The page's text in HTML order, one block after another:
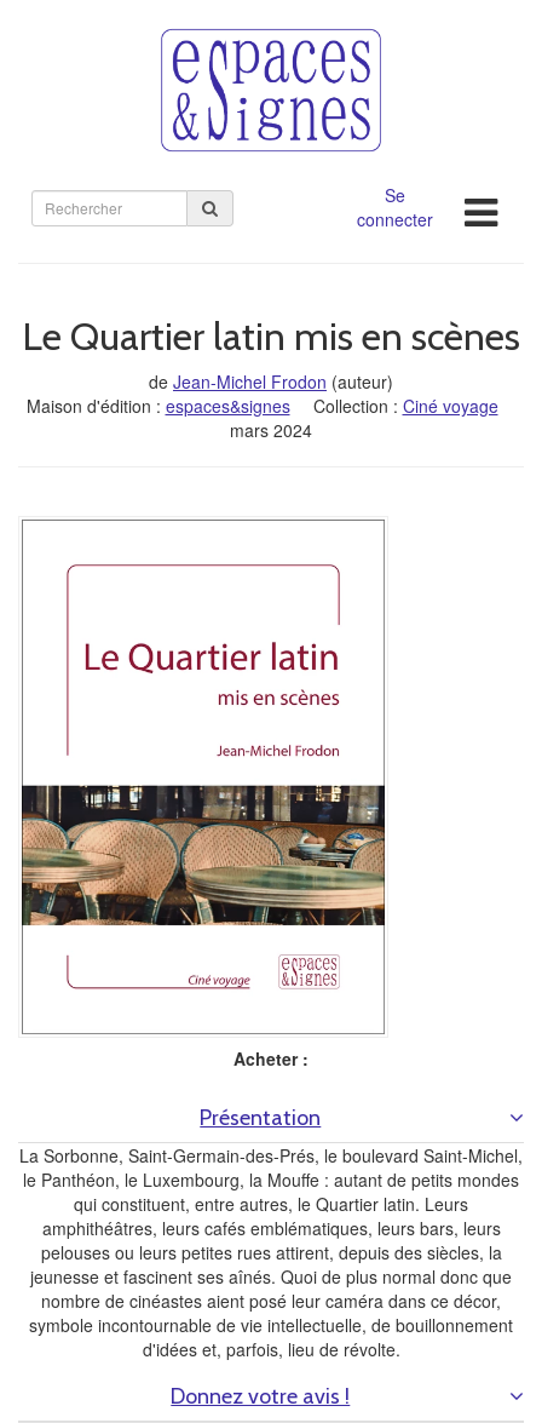
Rechercher
sur
Se
connecter
Le Quartier latin mis en scènes
de Jean-Michel Frodon (auteur)
Maison d'édition : espaces&signes Collection : Ciné voyage
mars 2024
Acheter :
Présentation
La Sorbonne, Saint-Germain-des-Prés, le boulevard Saint-Michel,
le Panthéon, le Luxembourg, la Mouffe : autant de petits mondes
qui constituent, entre autres, le Quartier latin. Leurs
amphithéâtres, leurs cafés emblématiques, leurs bars, leurs
pelouses ou leurs petites rues attirent, depuis des siècles, la
jeunesse et fascinent ses aînés. Quoi de plus normal donc que
nombre de cinéastes aient posé leur caméra dans ce décor,
symbole incontournable de vie intellectuelle, de bouillonnement
d'idées et, parfois, lieu de révolte.
Donnez votre avis !